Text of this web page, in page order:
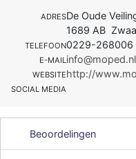
ADRESDe Oude
1689 AB
TELEFOON0229-268006
E-MAILinfo@moped.nl
WEBSITEhttp://
SOCIAL MEDIA
Beoordelingen